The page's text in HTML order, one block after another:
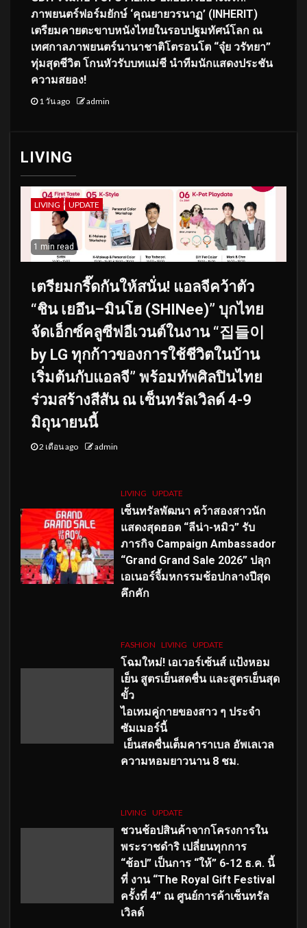
ภาพยนตร์ฟอร์มยักษ์ ‘คุณยายวรนาฏ’ (INHERIT)
เตรียมคายตะขาบหนังไทยในรอบปฐมทัศน์โลก ณ
เทศกาลภาพยนตร์นานาชาติโตรอนโต “จุ๋ย วรัทยา”
ทุ่มสุดชีวิต โกนหัวรับบทแม่ชี นำทีมนักแสดงประชัน
ความสยอง!
1 วัน ago admin
LIVING
LIVING UPDATE
1 min read
เตรียมกรี๊ดกันให้สนั่น! แอลจีคว้าตัว
“ชิน เยอึน–มินโฮ (SHINee)” บุกไทย
จัดเอ็กซ์คลูซีฟอีเวนต์ในงาน “집들이
by LG ทุกก้าวของการใช้ชีวิตในบ้าน
เริ่มต้นกับแอลจี” พร้อมทัพศิลปินไทย
ร่วมสร้างสีสัน ณ เซ็นทรัลเวิลด์ 4-9
มิถุนายนนี้
2 เดือน ago admin
LIVING UPDATE
เซ็นทรัลพัฒนา คว้าสองสาวนัก
แสดงสุดฮอต “ลีน่า-หมิว” รับ
ภารกิจ Campaign Ambassador
“Grand Grand Sale 2026” ปลุก
เอเนอร์จี้มหกรรมช้อปกลางปีสุด
คึกคัก
FASHION LIVING UPDATE
โฉมใหม่! เอเวอร์เซ้นส์ แป้งหอม
เย็น สูตรเย็นสดชื่น และสูตรเย็นสุด
ขั้ว
ไอเทมคู่กายของสาว ๆ ประจำ
ซัมเมอร์นี้
เย็นสดชื่นเต็มคาราเบล อัพเลเวล
ความหอมยาวนาน 8 ชม.
LIVING UPDATE
ชวนช้อปสินค้าจากโครงการใน
พระราชดำริ เปลี่ยนทุกการ
“ช้อป” เป็นการ “ให้” 6-12 ธ.ค. นี้
ที่ งาน “The Royal Gift Festival
ครั้งที่ 4” ณ ศูนย์การค้าเซ็นทรัล
เวิลด์